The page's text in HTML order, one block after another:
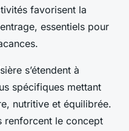
favorisent la
essentiels pour
s’étendent à
spécifiques mettant
nutritive et équilibrée.
renforcent le concept